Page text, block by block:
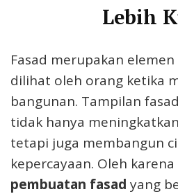
Lebih
Fasad merupakan
dilihat oleh orang ketika
bangunan. Tampilan
tidak hanya
tetapi juga membangun
kepercayaan. Oleh
pembuatan fasad yang